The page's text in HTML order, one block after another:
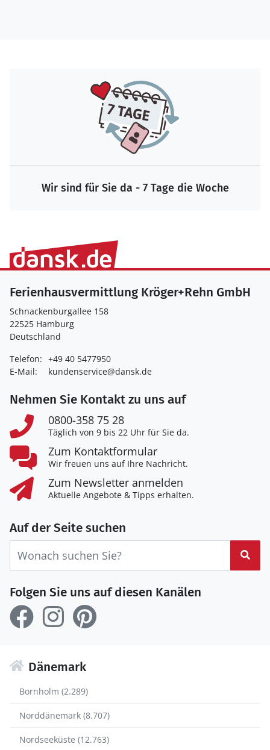
Wir sind für Sie da - 7 Tage die Woche
Ferienhausvermittlung Kröger+Rehn GmbH
Schnackenburgallee 158
22525 Hamburg
Deutschland
Telefon: +49 40 5477950
E-Mail:
kundenservice@dansk.de
Nehmen Sie Kontakt zu uns auf
0800-358 75 28
Täglich von 9 bis 22 Uhr für Sie da.
Zum Kontaktformular
Wir freuen uns auf Ihre Nachricht.
Zum Newsletter anmelden
Aktuelle Angebote & Tipps erhalten.
Auf der Seite suchen
Folgen Sie uns auf diesen Kanälen
Dänemark
Bornholm (2.289)
Norddänemark (8.707)
Nordseeküste (12.763)